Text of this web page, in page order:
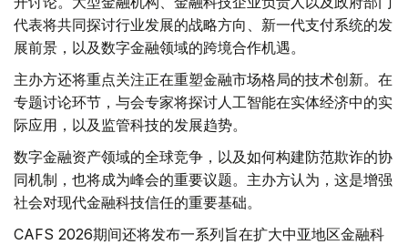
代表将共同探讨行业发展的战略方向、新一代支付系统的发
展前景，以及数字金融领域的跨境合作机遇。
主办方还将重点关注正在重塑金融市场格局的技术创新。在
专题讨论环节，与会专家将探讨人工智能在实体经济中的实
际应用，以及监管科技的发展趋势。
数字金融资产领域的全球竞争，以及如何构建防范欺诈的协
同机制，也将成为峰会的重要议题。主办方认为，这是增强
社会对现代金融科技信任的重要基础。
CAFS 2026期间还将发布一系列旨在扩大中亚地区金融科